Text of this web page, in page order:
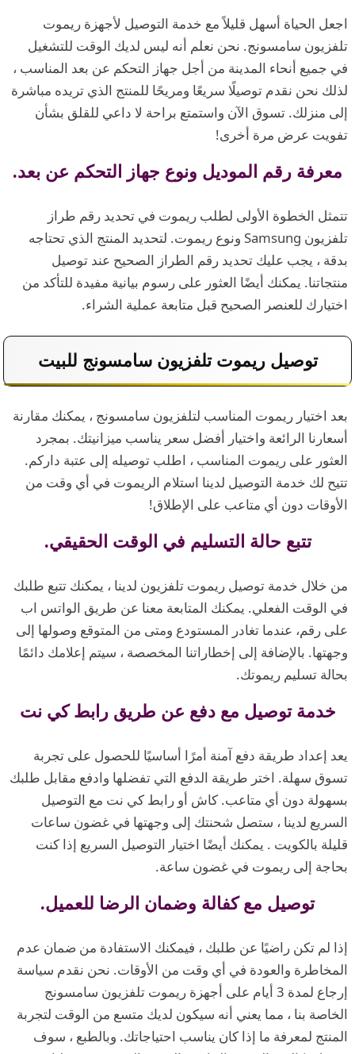
اجعل الحياة أسهل قليلاً مع خدمة التوصيل لأجهزة ريموت
تلفزيون سامسونج. نحن نعلم أنه ليس لديك الوقت للتشغيل
في جميع أنحاء المدينة من أجل جهاز التحكم عن بعد المناسب ،
لذلك نحن نقدم توصيلًا سريعًا ومريحًا للمنتج الذي تريده مباشرة
إلى منزلك. تسوق الآن واستمتع براحة لا داعي للقلق بشأن
تفويت عرض مرة أخرى!
معرفة رقم الموديل ونوع جهاز التحكم عن بعد.
تتمثل الخطوة الأولى لطلب ريموت في تحديد رقم طراز
تلفزيون Samsung ونوع ريموت. لتحديد المنتج الذي تحتاجه
بدقة ، يجب عليك تحديد رقم الطراز الصحيح عند توصيل
منتجاتنا. يمكنك أيضًا العثور على رسوم بيانية مفيدة للتأكد من
اختيارك للعنصر الصحيح قبل متابعة عملية الشراء.
توصيل ريموت تلفزيون سامسونج للبيت
بعد اختيار ريموت المناسب لتلفزيون سامسونج ، يمكنك مقارنة
أسعارنا الرائعة واختيار أفضل سعر يناسب ميزانيتك. بمجرد
العثور على ريموت المناسب ، اطلب توصيله إلى عتبة داركم.
تتيح لك خدمة التوصيل لدينا استلام الريموت في أي وقت من
الأوقات دون أي متاعب على الإطلاق!
تتبع حالة التسليم في الوقت الحقيقي.
من خلال خدمة توصيل ريموت تلفزيون لدينا ، يمكنك تتبع طلبك
في الوقت الفعلي. يمكنك المتابعة معنا عن طريق الواتس اب
على رقم، عندما تغادر المستودع ومتى من المتوقع وصولها إلى
وجهتها. بالإضافة إلى إخطاراتنا المخصصة ، سيتم إعلامك دائمًا
بحالة تسليم ريموتك.
خدمة توصيل مع دفع عن طريق رابط كي نت
يعد إعداد طريقة دفع آمنة أمرًا أساسيًا للحصول على تجربة
تسوق سهلة. اختر طريقة الدفع التي تفضلها وادفع مقابل طلبك
بسهولة دون أي متاعب. كاش أو رابط كي نت مع التوصيل
السريع لدينا ، ستصل شحنتك إلى وجهتها في غضون ساعات
قليلة بالكويت . يمكنك أيضًا اختيار التوصيل السريع إذا كنت
بحاجة إلى ريموت في غضون ساعة.
توصيل مع كفالة وضمان الرضا للعميل.
إذا لم تكن راضيًا عن طلبك ، فيمكنك الاستفادة من ضمان عدم
المخاطرة والعودة في أي وقت من الأوقات. نحن نقدم سياسة
إرجاع لمدة 3 أيام على أجهزة ريموت تلفزيون سامسونج
الخاصة بنا ، مما يعني أنه سيكون لديك متسع من الوقت لتجربة
المنتج لمعرفة ما إذا كان يناسب احتياجاتك. وبالطبع ، سوف